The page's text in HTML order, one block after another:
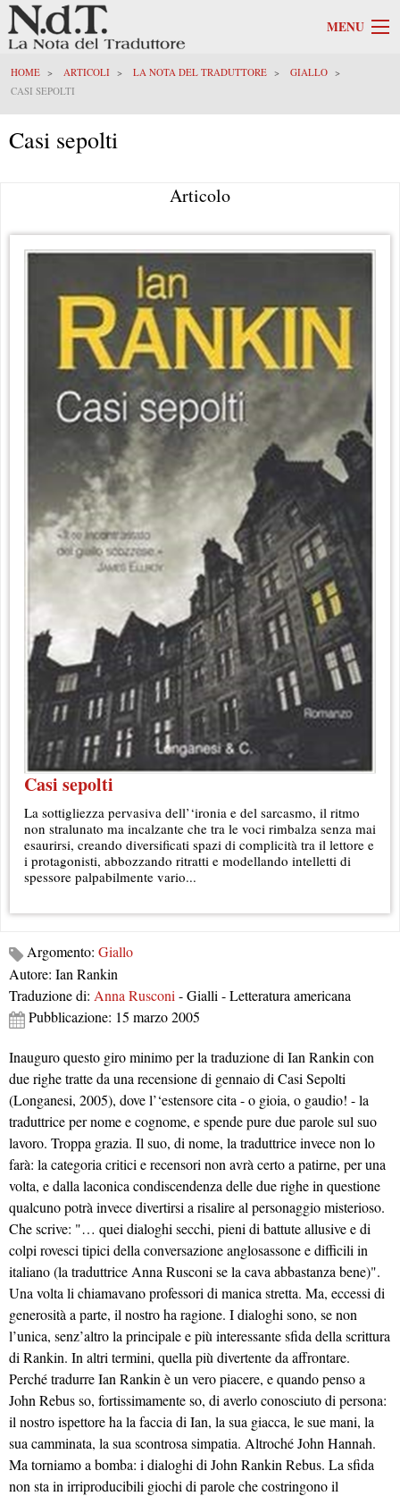
MENU
HOME ARTICOLI LA NOTA DEL TRADUTTORE
GIALLO
CASI SEPOLTI
Casi sepolti
Articolo
Casi sepolti
La sottigliezza pervasiva dell’‘ironia e del sarcasmo, il ritmo
non stralunato ma incalzante che tra le voci rimbalza senza mai
esaurirsi, creando diversificati spazi di complicità tra il lettore e
i protagonisti, abbozzando ritratti e modellando intelletti di
spessore palpabilmente vario...
Argomento: Giallo
Autore: Ian Rankin
Traduzione di: Anna Rusconi- Gialli - Letteratura americana
Pubblicazione: 15 marzo 2005
Inauguro questo giro minimo per la traduzione di Ian Rankin con
due righe tratte da una recensione di gennaio di Casi Sepolti
(Longanesi, 2005), dove l’‘estensore cita - o gioia, o gaudio! - la
traduttrice per nome e cognome, e spende pure due parole sul suo
lavoro. Troppa grazia. Il suo, di nome, la traduttrice invece non lo
farà: la categoria critici e recensori non avrà certo a patirne, per una
volta, e dalla laconica condiscendenza delle due righe in questione
qualcuno potrà invece divertirsi a risalire al personaggio misterioso.
Che scrive: "… quei dialoghi secchi, pieni di battute allusive e di
colpi rovesci tipici della conversazione anglosassone e difficili in
italiano (la traduttrice Anna Rusconi se la cava abbastanza bene)".
Una volta li chiamavano professori di manica stretta. Ma, eccessi di
generosità a parte, il nostro ha ragione. I dialoghi sono, se non
l’unica, senz’altro la principale e più interessante sfida della scrittura
di Rankin. In altri termini, quella più divertente da affrontare.
Perché tradurre Ian Rankin è un vero piacere, e quando penso a
John Rebus so, fortissimamente so, di averlo conosciuto di persona:
il nostro ispettore ha la faccia di Ian, la sua giacca, le sue mani, la
sua camminata, la sua scontrosa simpatia. Altroché John Hannah.
Ma torniamo a bomba: i dialoghi di John Rankin Rebus. La sfida
non sta in irriproducibili giochi di parole che costringono il